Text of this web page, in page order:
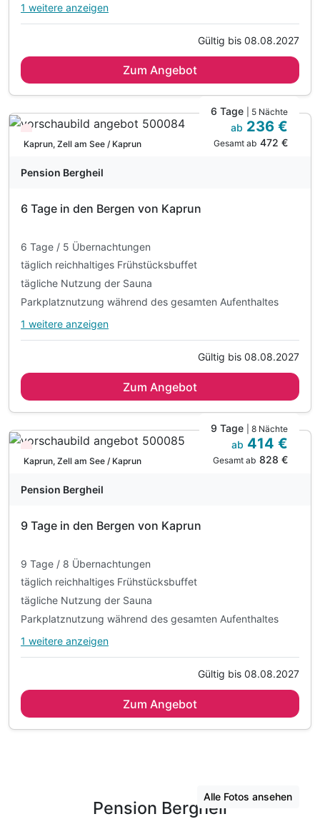
Alle Inklusivleistungen
täglich reichhaltiges Frühstücksbuffet
Parkplatznutzung während des gesamten Aufenthaltes
WLAN-Nutzung
1 weitere anzeigen
Gültig bis 08.08.2027
Zum Angebot
Wieder frei ab November
Kaprun, Zell am See / Kaprun
6 Tage | 5 Nächte
ab 236 €
Gesamt ab 472 €
Pension Bergheil
6 Tage in den Bergen von Kaprun
6 Tage / 5 Übernachtungen
täglich reichhaltiges Frühstücksbuffet
tägliche Nutzung der Sauna
Parkplatznutzung während des gesamten Aufenthaltes
Alle Inklusivleistungen
täglich reichhaltiges Frühstücksbuffet
Parkplatznutzung während des gesamten Aufenthaltes
WLAN-Nutzung
1 weitere anzeigen
Gültig bis 08.08.2027
Zum Angebot
Wieder frei ab November
Kaprun, Zell am See / Kaprun
9 Tage | 8 Nächte
ab 414 €
Gesamt ab 828 €
Pension Bergheil
9 Tage in den Bergen von Kaprun
9 Tage / 8 Übernachtungen
täglich reichhaltiges Frühstücksbuffet
tägliche Nutzung der Sauna
Parkplatznutzung während des gesamten Aufenthaltes
Alle Inklusivleistungen
täglich reichhaltiges Frühstücksbuffet
1 weitere anzeigen
Gültig bis 08.08.2027
Zum Angebot
Pension Bergheil
Alle Fotos ansehen